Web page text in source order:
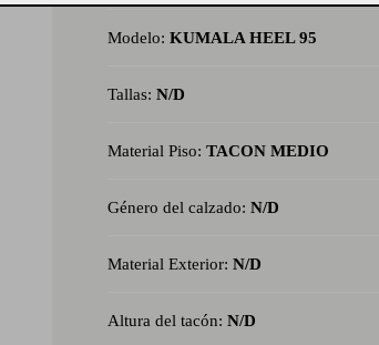
Modelo: KUMALA HEEL 95
Tallas: N/D
Material Piso: TACON MEDIO
Género del calzado: N/D
Material Exterior: N/D
Altura del tacón: N/D